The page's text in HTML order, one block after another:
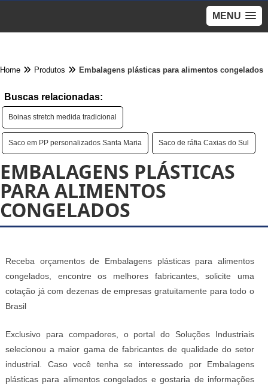
MENU
Home Produtos Embalagens plásticas para alimentos congelados
Buscas relacionadas:
Boinas stretch medida tradicional
Saco em PP personalizados Santa Maria Saco de ráfia Caxias do Sul
EMBALAGENS PLÁSTICAS
PARA ALIMENTOS
CONGELADOS
Receba orçamentos de Embalagens plásticas para alimentos
congelados, encontre os melhores fabricantes, solicite uma
cotação já com dezenas de empresas gratuitamente para todo o
Brasil
Exclusivo para compadores, o portal do Soluções Industriais
selecionou a maior gama de fabricantes de qualidade do setor
industrial. Caso você tenha se interessado por Embalagens
plásticas para alimentos congelados e gostaria de informações